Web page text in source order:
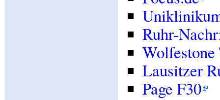
Ruhr-
Lausitzer
Page F30